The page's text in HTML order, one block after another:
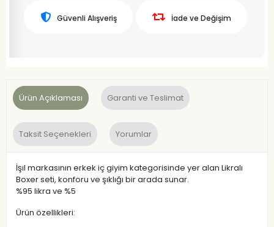
Güvenli Alışveriş İade ve Değişim
Ürün Açıklaması Garanti ve Teslimat
Taksit Seçenekleri Yorumlar
İşıl markasının erkek iç giyim kategorisinde yer alan Likralı
Boxer seti, konforu ve şıklığı bir arada sunar.
%95 likra ve %5
Ürün özellikleri: